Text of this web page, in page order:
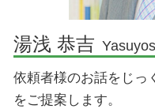
顧問弁護士とは
印西市 刑事事件
香取市 交通事故 弁
成田市 離婚 弁護
印西市 債務整理
湯浅 恭吉
依頼者様のお話をじっ
をご提案します。